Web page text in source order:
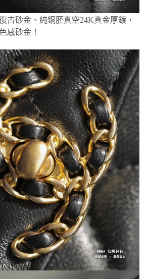
古砂金、純銅胚真空24K真金厚鍍，
感砂金！